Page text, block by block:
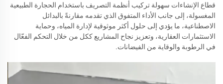
قطاع الإنشاءات سهولة تركيب أنظمة التصريف باستخدام الحجارة الطبيعية
المغسولة، إلى جانب الأداء المتفوق الذي تقدمه مقارنةً بالبدائل
الاصطناعية، ما يؤدي إلى حلول أكثر موثوقية لإدارة المياه، وحماية
الاستثمارات العقارية، وتعزيز نجاح المشاريع ككل من خلال التحكم الفعّال
في الرطوبة والوقاية من الفيضانات.